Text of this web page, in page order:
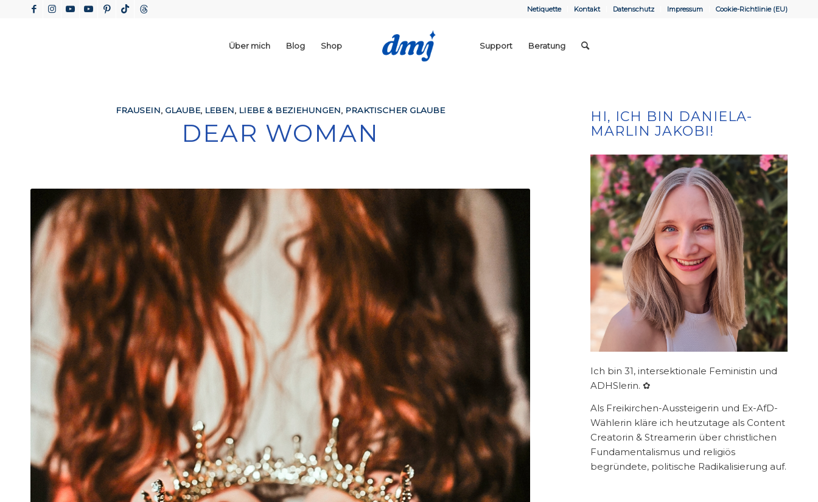
Netiquette Kontakt Datenschutz Impressum Cookie-Richtlinie (EU)
Über mich Blog Shop Support Beratung
FRAUSEIN, GLAUBE, LEBEN, LIEBE & BEZIEHUNGEN, PRAKTISCHER GLAUBE
DEAR WOMAN
HI, ICH BIN DANIELA-
MARLIN JAKOBI!
Ich bin 31, intersektionale Feministin und
ADHSlerin. ✿
Als Freikirchen-Aussteigerin und Ex-AfD-
Wählerin kläre ich heutzutage als Content
Creatorin & Streamerin über christlichen
Fundamentalismus und religiös
begründete, politische Radikalisierung auf.